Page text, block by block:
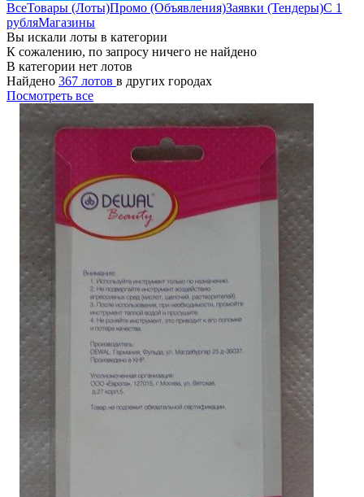
ВсеТовары (Лоты)Промо (Объявления)Заявки (Тендеры)С 1
рубляМагазины
Вы искали лоты в категории
К сожалению, по запросу ничего не найдено
В категории нет лотов
Найдено 367 лотов в других городах
Посмотреть все